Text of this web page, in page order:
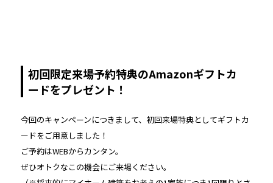
初回限定来場予約特典のAmazonギフトカ
ードをプレゼント！
今回のキャンペーンにつきまして、初回来場特典としてギフトカ
ードをご用意しました！
ご予約はWEBからカンタン。
ぜひオトクなこの機会にご来場ください。